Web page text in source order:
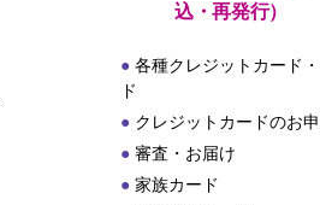
込・再発行）
各種クレジットカード
ド
クレジットカードのお
審査・お届け
家族カード